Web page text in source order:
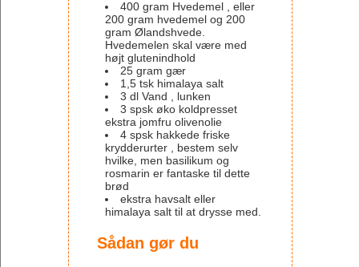
400 gram Hvedemel
, eller
200 gram hvedemel og 200
gram Ølandshvede.
Hvedemelen skal være med
højt glutenindhold
25 gram gær
1,5 tsk himalaya salt
3 dl Vand
, lunken
3 spsk øko koldpresset
ekstra jomfru olivenolie
4 spsk hakkede friske
krydderurter
, bestem selv
hvilke, men basilikum og
rosmarin er fantaske til dette
brød
ekstra havsalt eller
himalaya salt til at drysse med.
Sådan gør du